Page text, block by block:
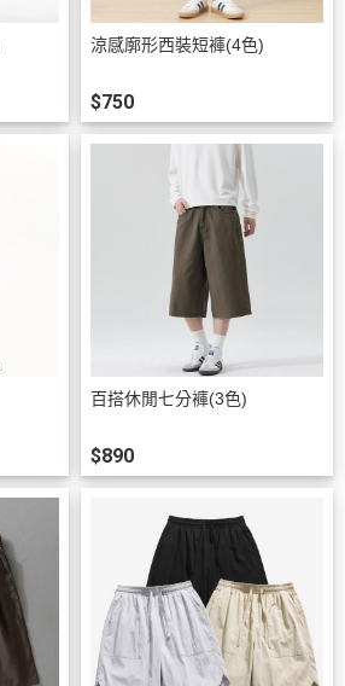
涼感廓形西裝短褲(4色)
$750
百搭休閒七分褲(3色)
$890